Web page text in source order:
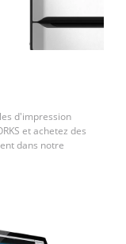
d'impression
et achetez des
dans notre